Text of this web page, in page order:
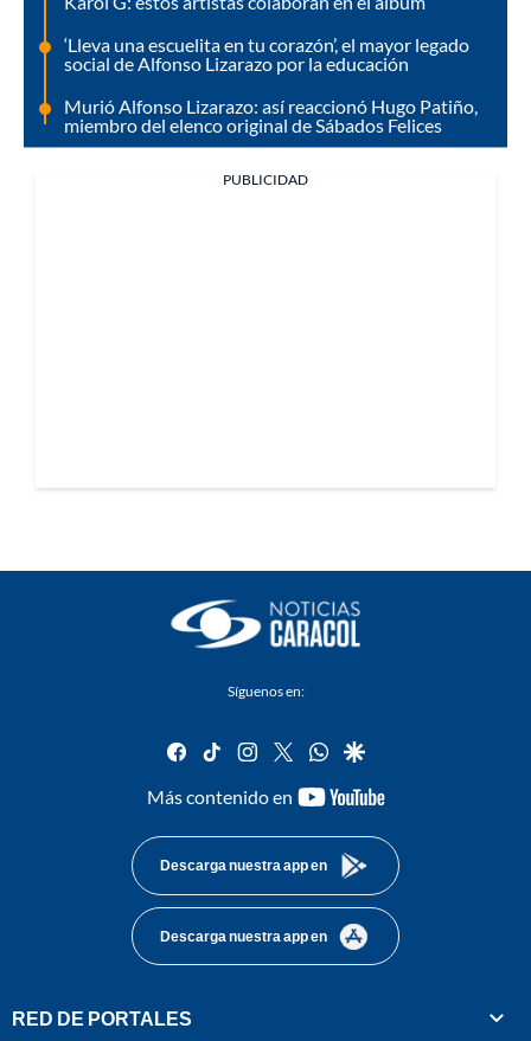
‘Lleva una escuelita en tu corazón’, el mayor legado
social de Alfonso Lizarazo por la educación
Murió Alfonso Lizarazo: así reaccionó Hugo Patiño,
miembro del elenco original de Sábados Felices
PUBLICIDAD
Síguenos en:
facebook
tiktok instagram
twitterwhatsapp
google
Más contenido en
youtube-
Descarga nuestra app en
Descarga nuestra app en
RED DE PORTALES